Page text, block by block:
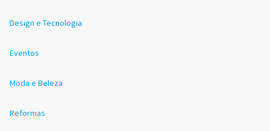
Design e Tecnologia
Eventos
Moda e Beleza
Reformas